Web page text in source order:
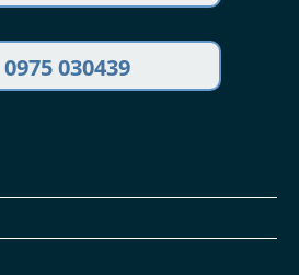
0975 030439